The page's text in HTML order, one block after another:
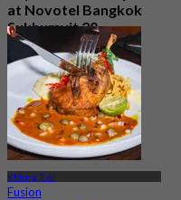
at Novotel Bangkok
Sukhumvit 20
4.8
3.1K Đã đặt chỗ
฿ 522.5
Khlong Toei
Fusion